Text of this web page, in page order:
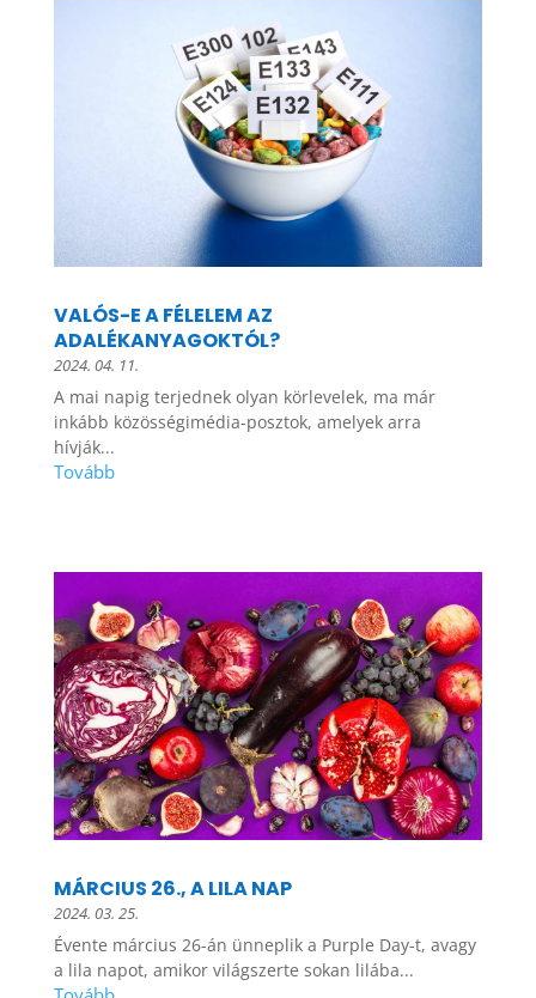
VALÓS-E A FÉLELEM AZ
ADALÉKANYAGOKTÓL?
2024. 04. 11.
A mai napig terjednek olyan körlevelek, ma már
inkább közösségimédia-posztok, amelyek arra
hívják...
MÁRCIUS 26., A LILA NAP
2024. 03. 25.
Évente március 26-án ünneplik a Purple Day-t, avagy
a lila napot, amikor világszerte sokan lilába...